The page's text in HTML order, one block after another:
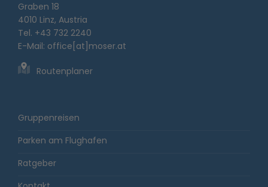
Graben 18
4010 Linz, Austria
Tel. +43 732 2240
E-Mail: office[at]moser.at
Routenplaner
Gruppenreisen
Parken am Flughafen
Ratgeber